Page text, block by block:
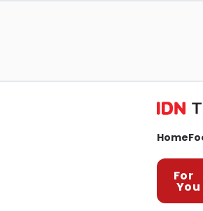
Home
For
You